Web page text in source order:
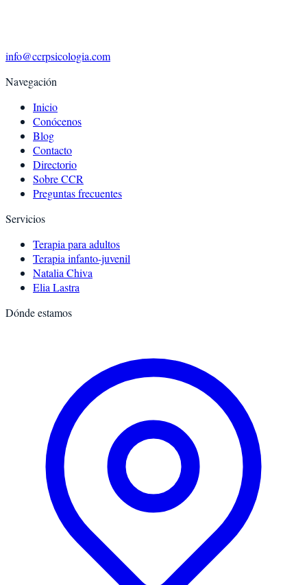
info@ccrpsicologia.com
Navegación
Inicio
Conócenos
Blog
Contacto
Directorio
Sobre CCR
Preguntas frecuentes
Servicios
Terapia para adultos
Terapia infanto-juvenil
Natalia Chiva
Elia Lastra
Dónde estamos